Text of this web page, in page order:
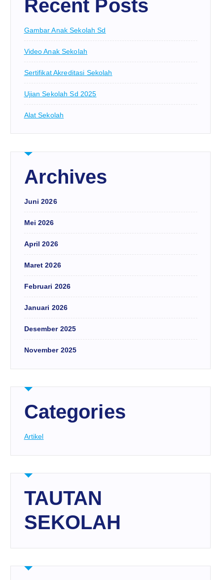
Recent Posts
Gambar Anak Sekolah Sd
Video Anak Sekolah
Sertifikat Akreditasi Sekolah
Ujian Sekolah Sd 2025
Alat Sekolah
Archives
Juni 2026
Mei 2026
April 2026
Maret 2026
Februari 2026
Januari 2026
Desember 2025
November 2025
Categories
Artikel
TAUTAN
SEKOLAH